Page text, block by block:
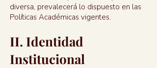
diversa, prevalecerá lo dispuesto en las
Políticas Académicas vigentes.
II. Identidad
Institucional